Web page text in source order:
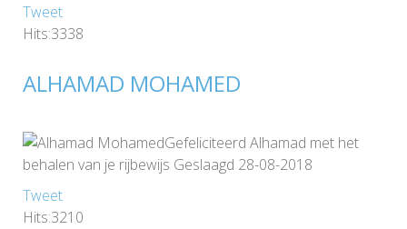
Tweet
Hits:3338
ALHAMAD MOHAMED
Gefeliciteerd Alhamad met het
behalen van je rijbewijs Geslaagd 28-08-2018
Tweet
Hits:3210